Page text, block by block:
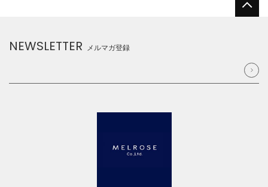
NEWSLETTER メルマガ登録